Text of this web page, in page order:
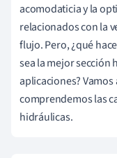
acomodaticia y la
relacionados con la
flujo. Pero, ¿qué
sea la mejor
aplicaciones?
comprendemos las
hidráulicas.